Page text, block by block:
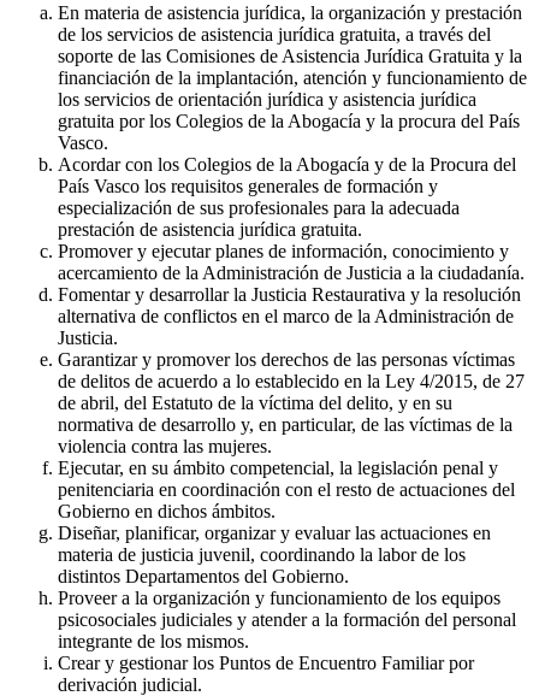
En materia de asistencia jurídica, la organización y prestación
de los servicios de asistencia jurídica gratuita, a través del
soporte de las Comisiones de Asistencia Jurídica Gratuita y la
financiación de la implantación, atención y funcionamiento de
los servicios de orientación jurídica y asistencia jurídica
gratuita por los Colegios de la Abogacía y la procura del País
Vasco.
Acordar con los Colegios de la Abogacía y de la Procura del
País Vasco los requisitos generales de formación y
especialización de sus profesionales para la adecuada
prestación de asistencia jurídica gratuita.
Promover y ejecutar planes de información, conocimiento y
acercamiento de la Administración de Justicia a la ciudadanía.
Fomentar y desarrollar la Justicia Restaurativa y la resolución
alternativa de conflictos en el marco de la Administración de
Justicia.
Garantizar y promover los derechos de las personas víctimas
de delitos de acuerdo a lo establecido en la Ley 4/2015, de 27
de abril, del Estatuto de la víctima del delito, y en su
normativa de desarrollo y, en particular, de las víctimas de la
violencia contra las mujeres.
Ejecutar, en su ámbito competencial, la legislación penal y
penitenciaria en coordinación con el resto de actuaciones del
Gobierno en dichos ámbitos.
Diseñar, planificar, organizar y evaluar las actuaciones en
materia de justicia juvenil, coordinando la labor de los
distintos Departamentos del Gobierno.
Proveer a la organización y funcionamiento de los equipos
psicosociales judiciales y atender a la formación del personal
integrante de los mismos.
Crear y gestionar los Puntos de Encuentro Familiar por
derivación judicial.